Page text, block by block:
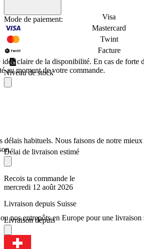
Mode de paiement:
Visa
Mastercard
Twint
Facture
Niveau de stock
claire de la disponibilité. En cas de forte
au moment de votre commande.
Délai de livraison estimé
Recois ta commande le
mercredi 12 août 2026
Livraison depuis Suisse
habituels. Nous faisons de notre
Livraison depuis
nos entrepôts en Europe pour une livraison